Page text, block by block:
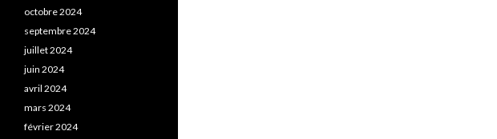
octobre 2024
septembre 2024
juillet 2024
juin 2024
avril 2024
mars 2024
février 2024